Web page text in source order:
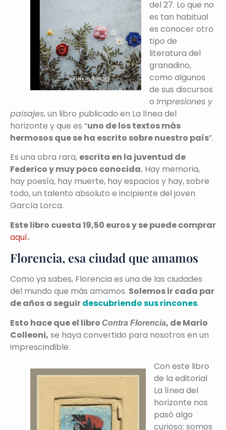
del 27. Lo que no
es tan habitual
es conocer otro
tipo de
literatura del
granadino,
como algunos
de sus discursos
o Impresiones y
paisajes, un libro publicado en La línea del
horizonte y que es “uno de los textos más
hermosos que se ha escrito sobre nuestro país”.
Es una obra rara, escrita en la juventud de
Federico y muy poco conocida. Hay memoria,
hay poesía, hay muerte, hay espacios y hay, sobre
todo, un talento absoluto e incipiente del joven
García Lorca.
Este libro cuesta 19,50 euros y se puede comprar
aquí.
Florencia, esa ciudad que amamos
Como ya sabes, Florencia es una de las ciudades
del mundo que más amamos. Solemos ir cada par
de años a seguirdescubriendo sus rincones.
Esto hace que el libro Contra Florencia, de Mario
Colleoni, se haya convertido para nosotros en un
imprescindible.
Con este libro
de la editorial
La línea del
horizonte nos
pasó algo
curioso: somos